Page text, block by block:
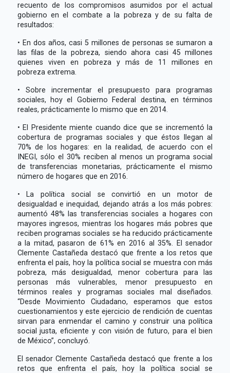
recuento de los compromisos asumidos por el actual
gobierno en el combate a la pobreza y de su falta de
resultados:
• En dos años, casi 5 millones de personas se sumaron a
las filas de la pobreza, siendo ahora casi 45 millones
quienes viven en pobreza y más de 11 millones en
pobreza extrema.
• Sobre incrementar el presupuesto para programas
sociales, hoy el Gobierno Federal destina, en términos
reales, prácticamente lo mismo que en 2014.
• El Presidente miente cuando dice que se incrementó la
cobertura de programas sociales y que éstos llegan al
70% de los hogares: en la realidad, de acuerdo con el
INEGI, sólo el 30% reciben al menos un programa social
de transferencias monetarias, prácticamente el mismo
número de hogares que en 2016.
• La política social se convirtió en un motor de
desigualdad e inequidad, dejando atrás a los más pobres:
aumentó 48% las transferencias sociales a hogares con
mayores ingresos, mientras los hogares más pobres que
reciben programas sociales se ha reducido prácticamente
a la mitad, pasaron de 61% en 2016 al 35%. El senador
Clemente Castañeda destacó que frente a los retos que
enfrenta el país, hoy la política social se muestra con más
pobreza, más desigualdad, menor cobertura para las
personas más vulnerables, menor presupuesto en
términos reales y programas sociales mal diseñados.
“Desde Movimiento Ciudadano, esperamos que estos
cuestionamientos y este ejercicio de rendición de cuentas
sirvan para enmendar el camino y construir una política
social justa, eficiente y con visión de futuro, para el bien
de México”, concluyó.
El senador Clemente Castañeda destacó que frente a los
retos que enfrenta el país, hoy la política social se